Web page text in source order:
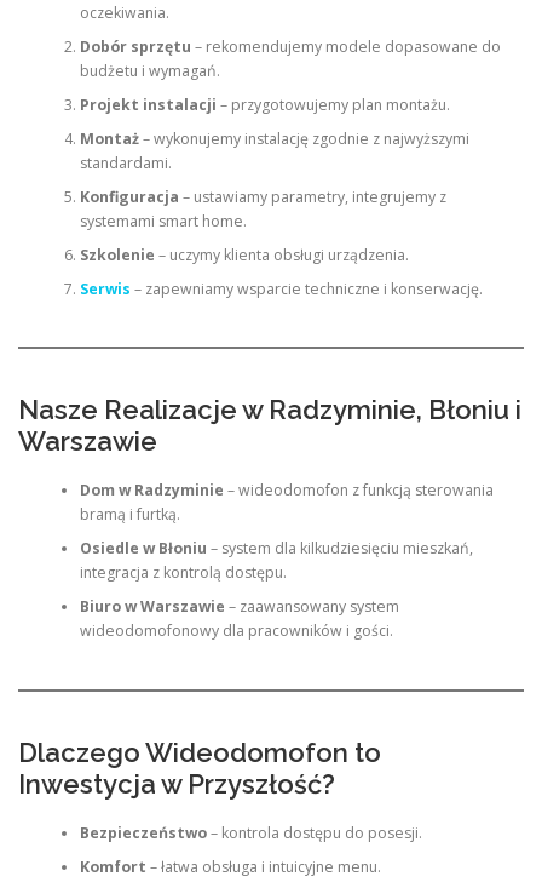
oczekiwania.
Dobór sprzętu – rekomendujemy modele dopasowane do
budżetu i wymagań.
Projekt instalacji – przygotowujemy plan montażu.
Montaż– wykonujemy instalację zgodnie z najwyższymi
standardami.
Konfiguracja – ustawiamy parametry, integrujemy z
systemami smart home.
Szkolenie – uczymy klienta obsługi urządzenia.
Serwis – zapewniamy wsparcie techniczne i konserwację.
Nasze Realizacje w Radzyminie, Błoniu i
Warszawie
Dom w Radzyminie – wideodomofon z funkcją sterowania
bramą i furtką.
Osiedle w Błoniu – system dla kilkudziesięciu mieszkań,
integracja z kontrolą dostępu.
Biuro w Warszawie – zaawansowany system
wideodomofonowy dla pracowników i gości.
Dlaczego Wideodomofon to
Inwestycja w Przyszłość?
Bezpieczeństwo– kontrola dostępu do posesji.
Komfort – łatwa obsługa i intuicyjne menu.